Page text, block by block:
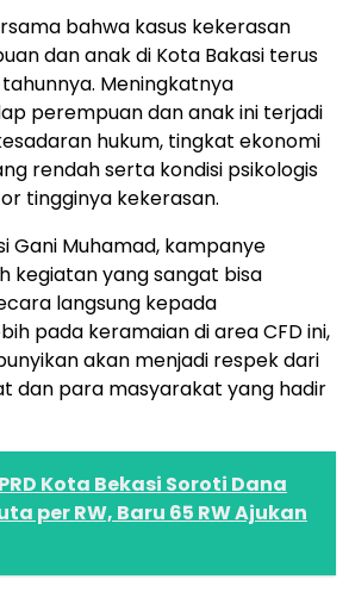
bahwa kasus kekerasan
dan anak di Kota Bakasi terus
Meningkatnya
perempuan dan anak ini terjadi
hukum, tingkat ekonomi
rendah serta kondisi psikologis
tingginya kekerasan.
Gani Muhamad, kampanye
kegiatan yang sangat bisa
langsung kepada
pada keramaian di area CFD ini,
akan menjadi respek dari
dan para masyarakat yang hadir
Kota Bekasi Soroti Dana
per RW, Baru 65 RW Ajukan